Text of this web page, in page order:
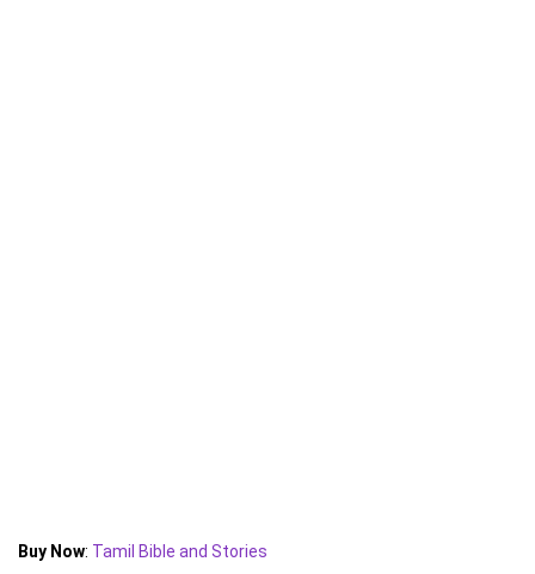
Buy Now: Tamil Bible and Stories